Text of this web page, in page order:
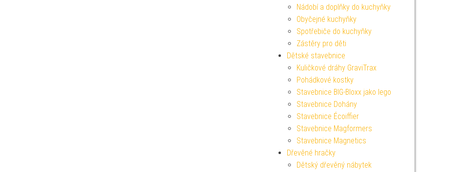
Nádobí a doplňky do kuchyňky
Obyčejné kuchyňky
Spotřebiče do kuchyňky
Zástěry pro děti
Dětské stavebnice
Kuličkové dráhy GraviTrax
Pohádkové kostky
Stavebnice BIG-Bloxx jako lego
Stavebnice Dohány
Stavebnice Écoiffier
Stavebnice Magformers
Stavebnice Magnetics
Dřevěné hračky
Dětský dřevěný nábytek